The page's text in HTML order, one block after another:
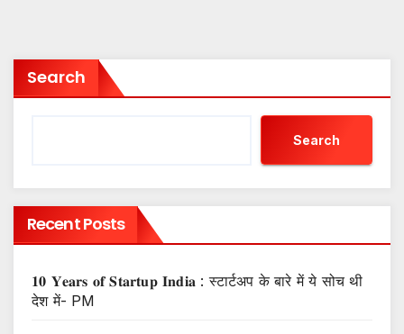
Search
Search
Recent Posts
𝟏𝟎 𝐘𝐞𝐚𝐫𝐬 𝐨𝐟 𝐒𝐭𝐚𝐫𝐭𝐮𝐩 𝐈𝐧𝐝𝐢𝐚 : स्टार्टअप के बारे में ये सोच थी
देश में- PM